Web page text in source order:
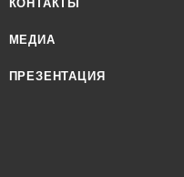
КОНТАКТЫ
МЕДИА
ПРЕЗЕНТАЦИЯ